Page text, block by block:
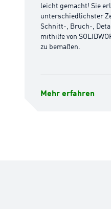
leicht gemacht! Sie
unterschiedlichster
Schnitt-, Bruch-,
mithilfe von
zu bemaßen.
Mehr erfahren